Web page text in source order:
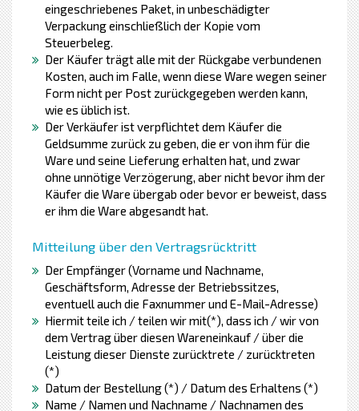
eingeschriebenes Paket, in unbeschädigter
Verpackung einschließlich der Kopie vom
Steuerbeleg.
Der Käufer trägt alle mit der Rückgabe verbundenen
Kosten, auch im Falle, wenn diese Ware wegen seiner
Form nicht per Post zurückgegeben werden kann,
wie es üblich ist.
Der Verkäufer ist verpflichtet dem Käufer die
Geldsumme zurück zu geben, die er von ihm für die
Ware und seine Lieferung erhalten hat, und zwar
ohne unnötige Verzögerung, aber nicht bevor ihm der
Käufer die Ware übergab oder bevor er beweist, dass
er ihm die Ware abgesandt hat.
Mitteilung über den Vertragsrücktritt
Der Empfänger (Vorname und Nachname,
Geschäftsform, Adresse der Betriebssitzes,
eventuell auch die Faxnummer und E-Mail-Adresse)
Hiermit teile ich / teilen wir mit(*), dass ich / wir von
dem Vertrag über diesen Wareneinkauf / über die
Leistung dieser Dienste zurücktrete / zurücktreten
(*)
Datum der Bestellung (*) / Datum des Erhaltens (*)
Name / Namen und Nachname / Nachnamen des